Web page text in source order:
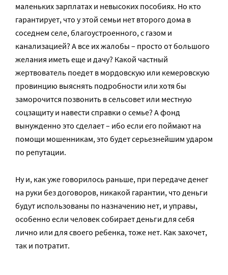
маленьких зарплатах и невысоких пособиях. Но кто
гарантирует, что у этой семьи нет второго дома в
соседнем селе, благоустроенного, с газом и
канализацией? А все их жалобы – просто от большого
желания иметь еще и дачу? Какой частный
жертвователь поедет в мордовскую или кемеровскую
провинцию выяснять подробности или хотя бы
заморочится позвонить в сельсовет или местную
соцзащиту и навести справки о семье? А фонд
вынужденно это сделает – ибо если его поймают на
помощи мошенникам, это будет серьезнейшим ударом
по репутации.
Ну и, как уже говорилось раньше, при передаче денег
на руки без договоров, никакой гарантии, что деньги
будут использованы по назначению нет, и управы,
особенно если человек собирает деньги для себя
лично или для своего ребенка, тоже нет. Как захочет,
так и потратит.